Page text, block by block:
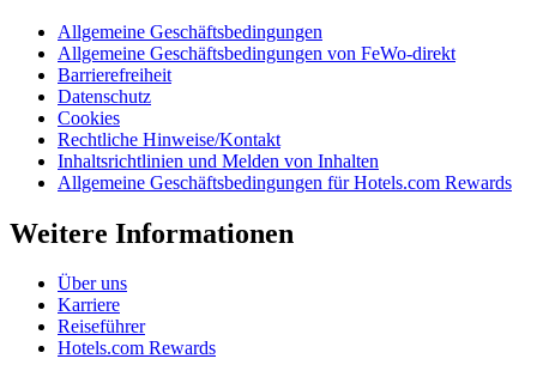
Allgemeine Geschäftsbedingungen
Allgemeine Geschäftsbedingungen von FeWo-direkt
Barrierefreiheit
Datenschutz
Cookies
Rechtliche Hinweise/Kontakt
Inhaltsrichtlinien und Melden von Inhalten
Allgemeine Geschäftsbedingungen für Hotels.com Rewards
Weitere Informationen
Über uns
Karriere
Reiseführer
Hotels.com Rewards